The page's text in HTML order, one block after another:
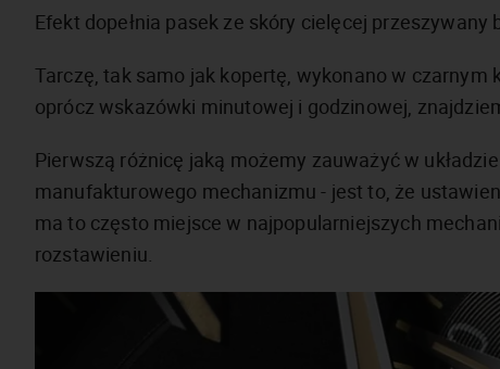
Efekt dopełnia pasek ze skóry cielęcej przeszywany
Tarczę, tak samo jak kopertę, wykonano w
oprócz wskazówki minutowej i godzinowej,
Pierwszą różnicę jaką możemy zauważyć w
manufakturowego mechanizmu - jest to, że
ma to często miejsce w najpopularniejszych
rozstawieniu.